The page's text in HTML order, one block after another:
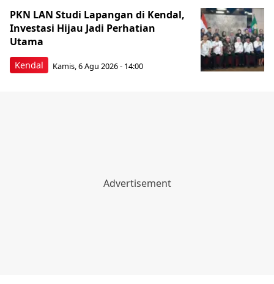
Kendal
PKN LAN Studi Lapangan di Kendal,
Investasi Hijau Jadi Perhatian
Utama
Kamis, 6 Agu 2026 - 14:00